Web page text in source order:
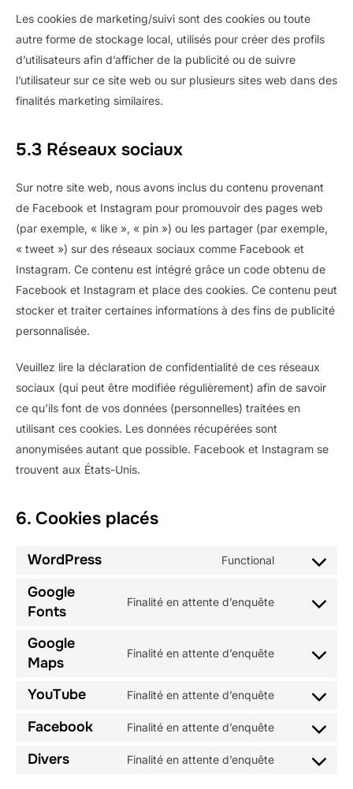
Les cookies de marketing/suivi sont des cookies ou toute
autre forme de stockage local, utilisés pour créer des profils
d’utilisateurs afin d’afficher de la publicité ou de suivre
l’utilisateur sur ce site web ou sur plusieurs sites web dans des
finalités marketing similaires.
5.3 Réseaux sociaux
Sur notre site web, nous avons inclus du contenu provenant
de Facebook et Instagram pour promouvoir des pages web
(par exemple, « like », « pin ») ou les partager (par exemple,
« tweet ») sur des réseaux sociaux comme Facebook et
Instagram. Ce contenu est intégré grâce un code obtenu de
Facebook et Instagram et place des cookies. Ce contenu peut
stocker et traiter certaines informations à des fins de publicité
personnalisée.
Veuillez lire la déclaration de confidentialité de ces réseaux
sociaux (qui peut être modifiée régulièrement) afin de savoir
ce qu’ils font de vos données (personnelles) traitées en
utilisant ces cookies. Les données récupérées sont
anonymisées autant que possible. Facebook et Instagram se
trouvent aux États-Unis.
6. Cookies placés
WordPress Functional
Consent
service
Google
Fonts
Finalité en attente d’enquête
Consent
service
fonts
Google
Maps
Finalité en attente d’enquête
Consent
service
YouTube Finalité en attente d’enquête
Consent
youtube
Facebook Finalité en attente d’enquête
Consent
Divers Finalité en attente d’enquête
Consent